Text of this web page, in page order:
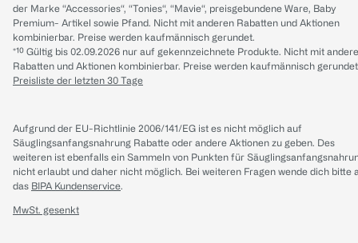
der Marke “Accessories“, “Tonies“, “Mavie“, preisgebundene Ware, Baby
Premium- Artikel sowie Pfand. Nicht mit anderen Rabatten und Aktionen
kombinierbar. Preise werden kaufmännisch gerundet.
*¹⁰ Gültig bis 02.09.2026 nur auf gekennzeichnete Produkte. Nicht mit
Rabatten und Aktionen kombinierbar. Preise werden kaufmännisch
Preisliste der letzten 30 Tage
Aufgrund der EU-Richtlinie 2006/141/EG ist es nicht möglich auf
Säuglingsanfangsnahrung Rabatte oder andere Aktionen zu geben. Des
weiteren ist ebenfalls ein Sammeln von Punkten für
nicht erlaubt und daher nicht möglich. Bei weiteren Fragen wende dich bitte
das BIPA Kundenservice.
MwSt. gesenkt